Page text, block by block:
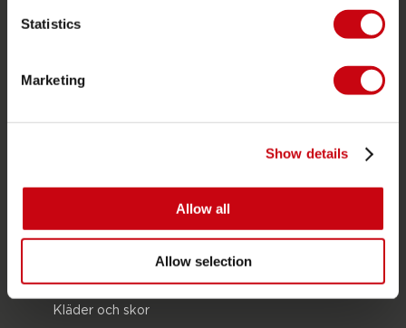
Statistics
Marketing
Show details
Allow all
Allow selection
Wake
Multi position
Kläder och skor